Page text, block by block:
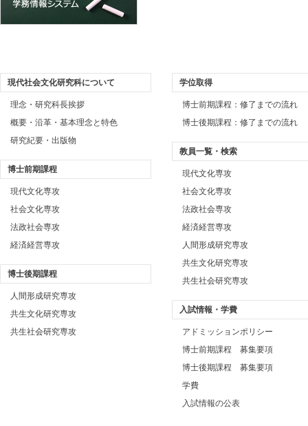
現代社会文化研究科について
理念・研究科長挨拶
概要・沿革・基本理念と特色
研究紀要・出版物
博士前期課程
現代文化専攻
社会文化専攻
法政社会専攻
経済経営専攻
博士後期課程
人間形成研究専攻
共生文化研究専攻
共生社会研究専攻
学位取得
博士前期課程：修了までの流れ
博士後期課程：修了までの流れ
教員一覧・検索
現代文化専攻
社会文化専攻
法政社会専攻
経済経営専攻
人間形成研究専攻
共生文化研究専攻
共生社会研究専攻
入試情報・学費
アドミッションポリシー
博士前期課程 募集要項
博士後期課程 募集要項
学費
入試情報の公表